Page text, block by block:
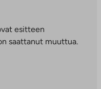
esitteen
saattanut muuttua.